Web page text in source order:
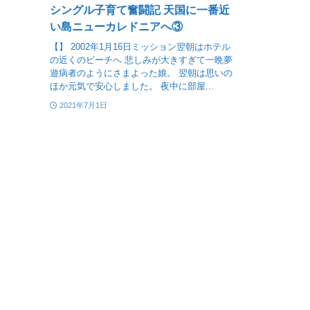
シングル子育て奮闘記 天国に一番近
い島ニューカレドニアへ③
【】 2002年1月16日ミッション翌朝はホテル
の近くのビーチへ 悲しみが大きすぎて一晩夢
遊病者のようにさまよった娘。 翌朝は思いの
ほか元気で安心しました。 夜中に部屋...
2021年7月1日